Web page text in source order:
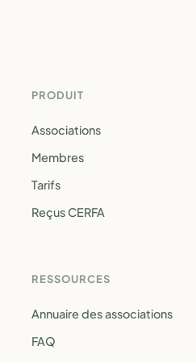
PRODUIT
Associations
Membres
Tarifs
Reçus CERFA
RESSOURCES
Annuaire des associations
FAQ